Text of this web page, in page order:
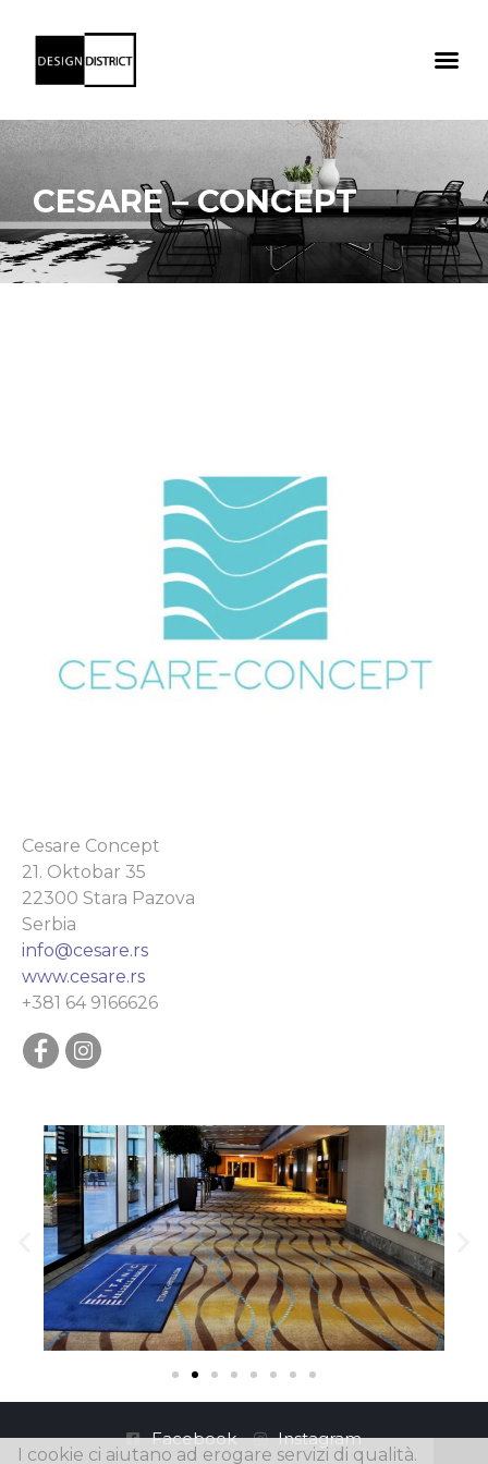
CESARE – CONCEPT
Cesare Concept
21. Oktobar 35
22300 Stara Pazova
Serbia
info@cesare.rs
www.cesare.rs
+381 64 9166626
Facebook Instagram
I cookie ci aiutano ad erogare servizi di qualità.